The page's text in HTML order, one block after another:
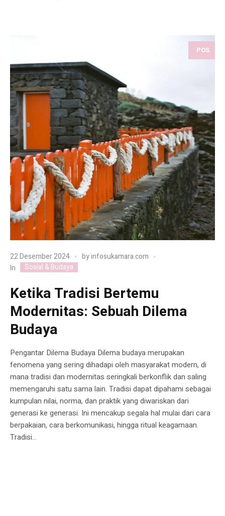
POS
22 Desember 2024 byinfosukamara.com
In
Sosial & Budaya
Ketika Tradisi Bertemu
Modernitas: Sebuah Dilema
Budaya
Pengantar Dilema Budaya Dilema budaya merupakan
fenomena yang sering dihadapi oleh masyarakat modern, di
mana tradisi dan modernitas seringkali berkonflik dan saling
memengaruhi satu sama lain. Tradisi dapat dipahami sebagai
kumpulan nilai, norma, dan praktik yang diwariskan dari
generasi ke generasi. Ini mencakup segala hal mulai dari cara
berpakaian, cara berkomunikasi, hingga ritual keagamaan.
Tradisi...